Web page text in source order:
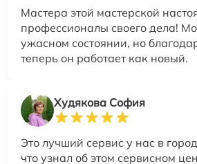
Мастера этой мастерской
профессионалы своего дела!
ужасном состоянии, но
теперь он работает как новый.
Худякова София
Это лучший сервис у нас в
что узнал об этом сервисном